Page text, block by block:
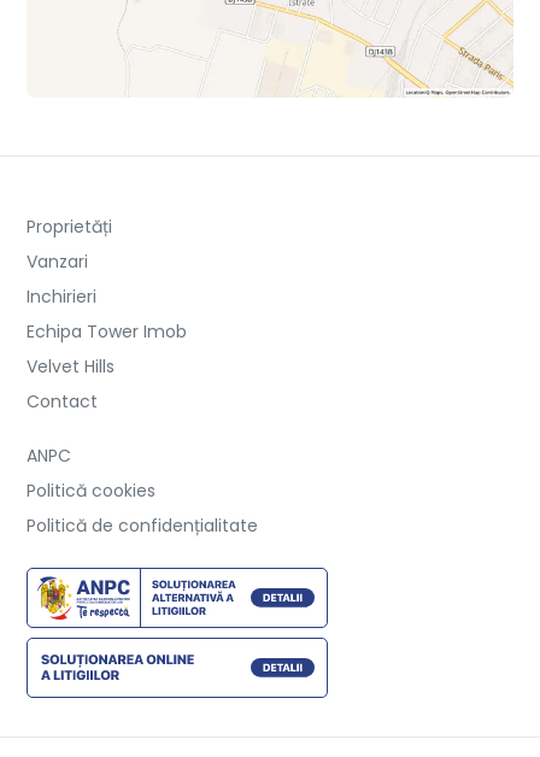
Proprietăți
Vanzari
Inchirieri
Echipa Tower Imob
Velvet Hills
Contact
ANPC
Politică cookies
Politică de confidențialitate